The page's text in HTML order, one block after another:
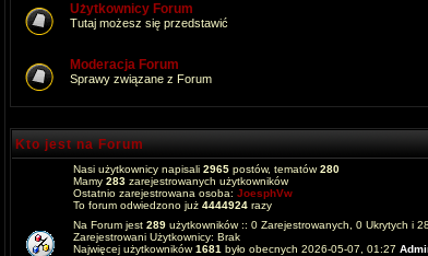
Użytkownicy Forum
Tutaj możesz się przedstawić
Moderacja Forum
Sprawy związane z Forum
Kto jest na Forum
Nasi użytkownicy napisali 2965 postów, tematów280
Mamy 283 zarejestrowanych użytkowników
Ostatnio zarejestrowana osoba: JoesphVw
To forum odwiedzono już 4444924 razy
Na Forum jest 289 użytkowników :: 0 Zarejestrowanych, 0 Ukrytych i
Zarejestrowani Użytkownicy: Brak
Najwięcej użytkowników1681 było obecnych 2026-05-07, 01:27